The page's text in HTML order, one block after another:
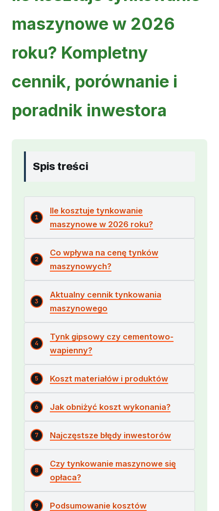
maszynowe w 2026
roku? Kompletny
cennik, porównanie i
poradnik inwestora
Spis treści
Ile kosztuje tynkowanie
maszynowe w 2026 roku?
Co wpływa na cenę tynków
maszynowych?
Aktualny cennik tynkowania
maszynowego
Tynk gipsowy czy cementowo-
wapienny?
Koszt materiałów i produktów
Jak obniżyć koszt wykonania?
Najczęstsze błędy inwestorów
Czy tynkowanie maszynowe się
opłaca?
Podsumowanie kosztów